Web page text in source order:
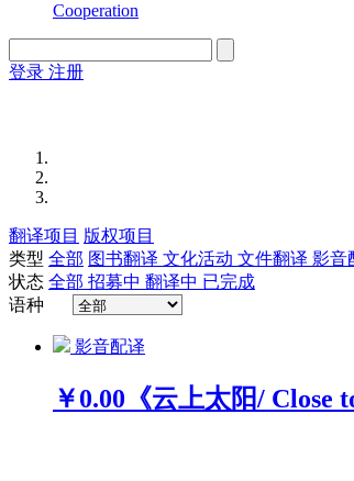
Cooperation
登录 注册
翻译项目 版权项目
类型 全部 图书翻译 文化活动 文件翻译 影音
状态 全部 招募中 翻译中 已完成
语种
影音配译
￥0.00 《云上太阳/ Close